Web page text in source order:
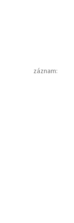
záznam: